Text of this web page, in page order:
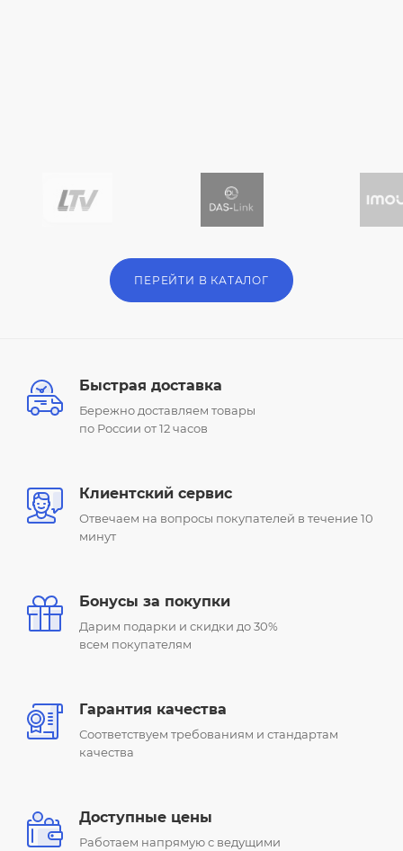
ПЕРЕЙТИ В КАТАЛОГ
Быстрая доставка
Бережно доставляем товары
по России от 12 часов
Клиентский сервис
Отвечаем на вопросы покупателей в течение 10
минут
Бонусы за покупки
Дарим подарки и скидки до 30%
всем покупателям
Гарантия качества
Соответствуем требованиям и стандартам
качества
Доступные цены
Работаем напрямую с ведущими